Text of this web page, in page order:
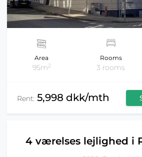
Area
95m2
Rooms
3 rooms
Rent: 5,998 dkk/mth
4 værelses lejlighed i